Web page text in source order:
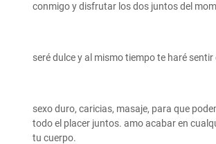
conmigo y disfrutar los dos juntos del
seré dulce y al mismo tiempo te haré sentir
sexo duro, caricias, masaje, para que
todo el placer juntos. amo acabar en
tu cuerpo.